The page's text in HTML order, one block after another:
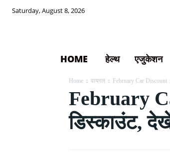
Saturday, August 8, 2026
HOME हेल्थ एजुकेशन
Home वायरल February Car Discount
February
डिस्काउंट,